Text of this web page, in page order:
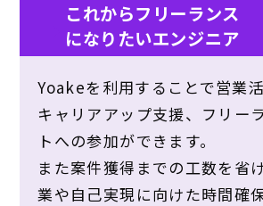
これからフリーランス
になりたいエンジニア
Yoakeを利用することで営業
キャリアアップ支援、フリー
トへの参加ができます。
また案件獲得までの工数を省
業や自己実現に向けた時間確